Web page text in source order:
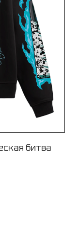
битва